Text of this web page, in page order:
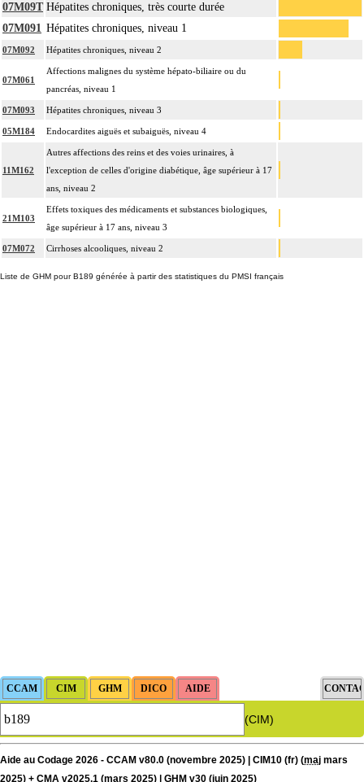
07M09T Hépatites chroniques, très courte durée
07M091 Hépatites chroniques, niveau 1
07M092 Hépatites chroniques, niveau 2
07M061
Affections malignes du système hépato-biliaire ou du
pancréas, niveau 1
07M093 Hépatites chroniques, niveau 3
05M184 Endocardites aiguës et subaiguës, niveau 4
11M162
Autres affections des reins et des voies urinaires, à
l'exception de celles d'origine diabétique, âge supérieur à 17
ans, niveau 2
21M103
Effets toxiques des médicaments et substances biologiques,
âge supérieur à 17 ans, niveau 3
07M072 Cirrhoses alcooliques, niveau 2
Liste de GHM pour B189 générée à partir des statistiques du PMSI français
(CIM)
Aide au Codage 2026 - CCAM v80.0 (novembre 2025) | CIM10 (fr) (maj mars
2025) + CMA v2025.1 (mars 2025) | GHM v30 (juin 2025)